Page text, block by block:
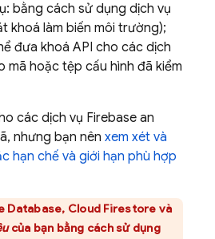
bằng cách sử dụng dịch vụ
khoá làm biến môi trường);
đưa khoá API cho các dịch
mã hoặc tệp cấu hình đã kiểm
các dịch vụ Firebase an
nhưng bạn nên xem xét và
hạn chế và giới hạn phù hợp
Database, Cloud Firestore và
của bạn bằng cách sử dụng